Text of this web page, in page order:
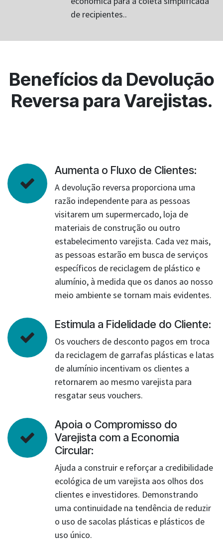
de recipientes..
Benefícios da Devolução
Reversa para Varejistas.
Aumenta o Fluxo de Clientes:
A devolução reversa proporciona uma
razão independente para as pessoas
visitarem um supermercado, loja de
materiais de construção ou outro
estabelecimento varejista. Cada vez mais,
as pessoas estarão em busca de serviços
específicos de reciclagem de plástico e
alumínio, à medida que os danos ao nosso
meio ambiente se tornam mais evidentes.
Estimula a Fidelidade do Cliente:
Os vouchers de desconto pagos em troca
da reciclagem de garrafas plásticas e latas
de alumínio incentivam os clientes a
retornarem ao mesmo varejista para
resgatar seus vouchers.
Apoia o Compromisso do
Varejista com a Economia
Circular:
Ajuda a construir e reforçar a credibilidade
ecológica de um varejista aos olhos dos
clientes e investidores. Demonstrando
uma continuidade na tendência de reduzir
o uso de sacolas plásticas e plásticos de
uso único.